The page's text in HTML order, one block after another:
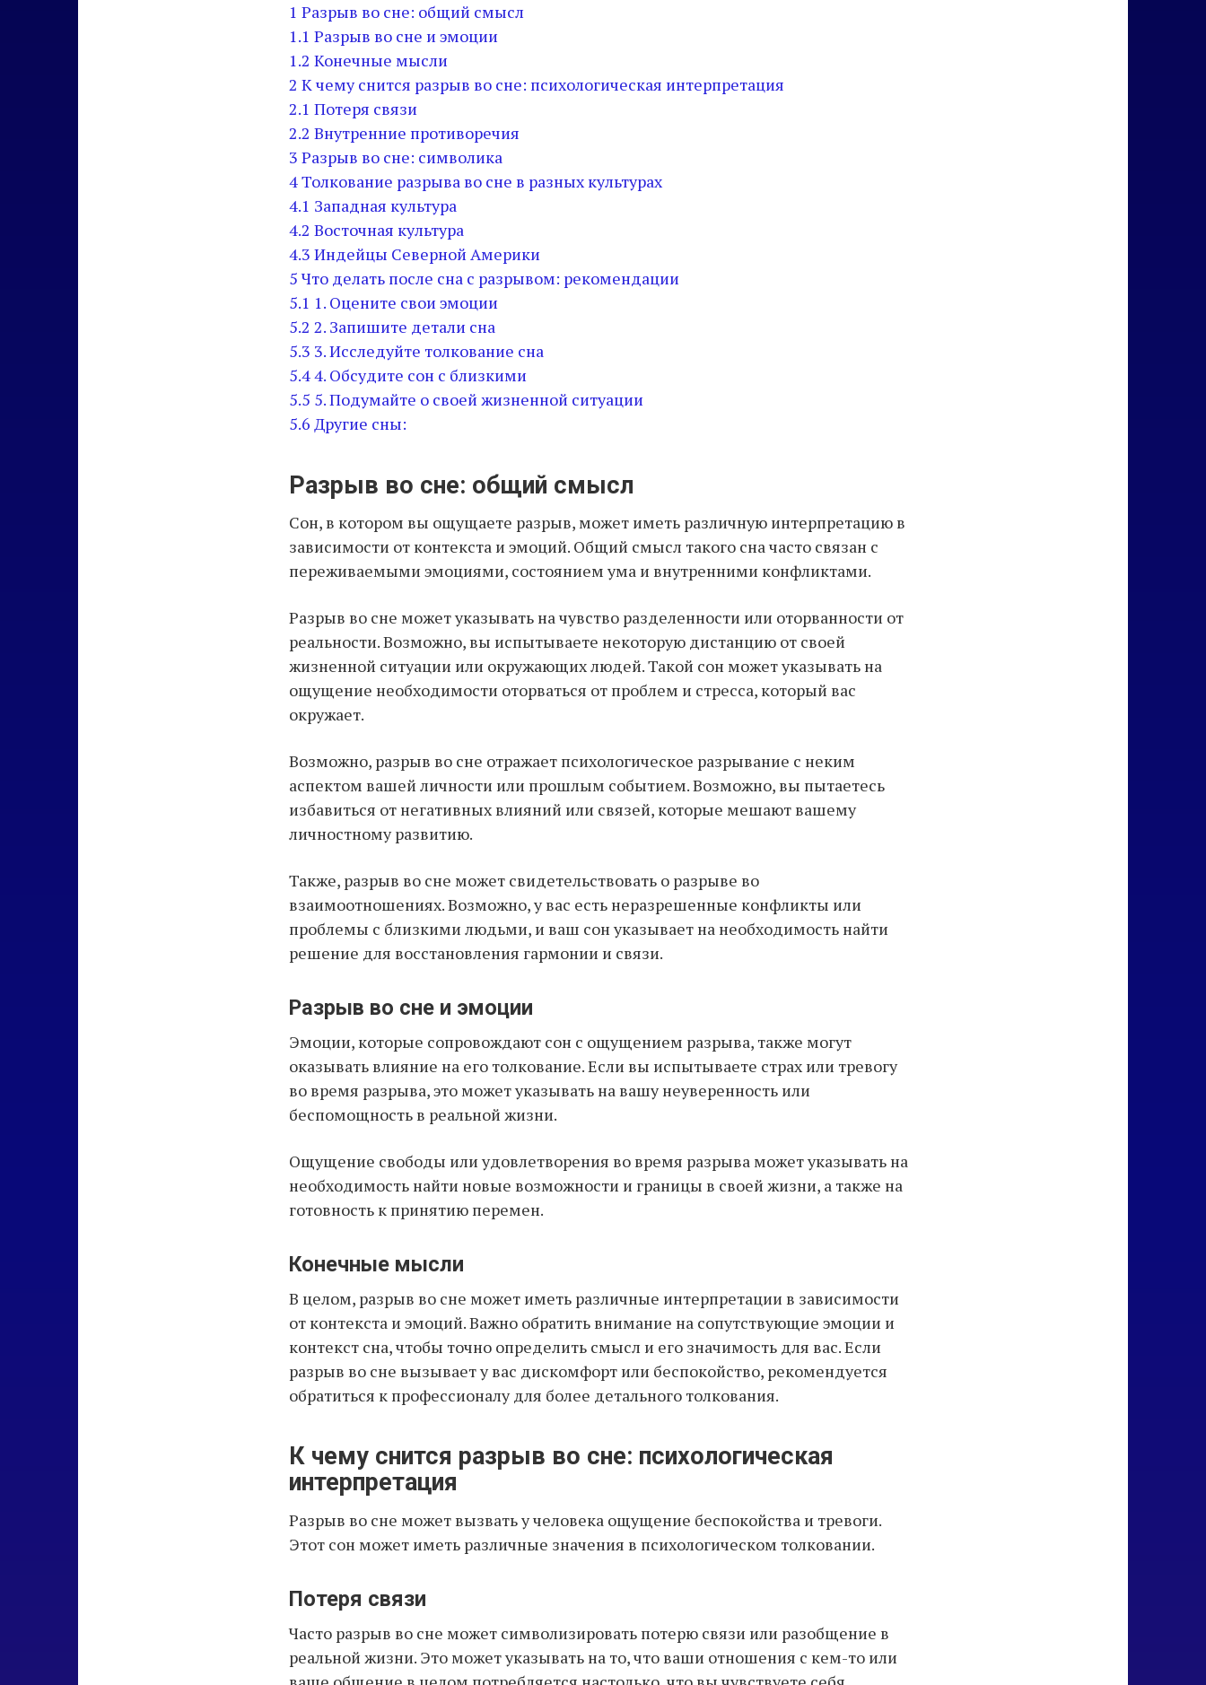
1 Разрыв во сне: общий смысл
1.1 Разрыв во сне и эмоции
1.2 Конечные мысли
2 К чему снится разрыв во сне: психологическая интерпретация
2.1 Потеря связи
2.2 Внутренние противоречия
3 Разрыв во сне: символика
4Толкование разрыва во сне в разных культурах
4.1 Западная культура
4.2 Восточная культура
4.3 Индейцы Северной Америки
5 Что делать после сна с разрывом: рекомендации
5.1 1. Оцените свои эмоции
5.2 2. Запишите детали сна
5.3 3. Исследуйте толкование сна
5.44. Обсудите сон с близкими
5.5 5. Подумайте о своей жизненной ситуации
5.6 Другие сны:
Разрыв во сне: общий смысл
Сон, в котором вы ощущаете разрыв, может иметь различную интерпретацию в
зависимости от контекста и эмоций. Общий смысл такого сна часто связан с
переживаемыми эмоциями, состоянием ума и внутренними конфликтами.
Разрыв во сне может указывать на чувство разделенности или оторванности от
реальности. Возможно, вы испытываете некоторую дистанцию от своей
жизненной ситуации или окружающих людей. Такой сон может указывать на
ощущение необходимости оторваться от проблем и стресса, который вас
окружает.
Возможно, разрыв во сне отражает психологическое разрывание с неким
аспектом вашей личности или прошлым событием. Возможно, вы пытаетесь
избавиться от негативных влияний или связей, которые мешают вашему
личностному развитию.
Также, разрыв во сне может свидетельствовать о разрыве во
взаимоотношениях. Возможно, у вас есть неразрешенные конфликты или
проблемы с близкими людьми, и ваш сон указывает на необходимость найти
решение для восстановления гармонии и связи.
Разрыв во сне и эмоции
Эмоции, которые сопровождают сон с ощущением разрыва, также могут
оказывать влияние на его толкование. Если вы испытываете страх или тревогу
во время разрыва, это может указывать на вашу неуверенность или
беспомощность в реальной жизни.
Ощущение свободы или удовлетворения во время разрыва может указывать на
необходимость найти новые возможности и границы в своей жизни, а также на
готовность к принятию перемен.
Конечные мысли
В целом, разрыв во сне может иметь различные интерпретации в зависимости
от контекста и эмоций. Важно обратить внимание на сопутствующие эмоции и
контекст сна, чтобы точно определить смысл и его значимость для вас. Если
разрыв во сне вызывает у вас дискомфорт или беспокойство, рекомендуется
обратиться к профессионалу для более детального толкования.
К чему снится разрыв во сне: психологическая
интерпретация
Разрыв во сне может вызвать у человека ощущение беспокойства и тревоги.
Этот сон может иметь различные значения в психологическом толковании.
Потеря связи
Часто разрыв во сне может символизировать потерю связи или разобщение в
реальной жизни. Это может указывать на то, что ваши отношения с кем-то или